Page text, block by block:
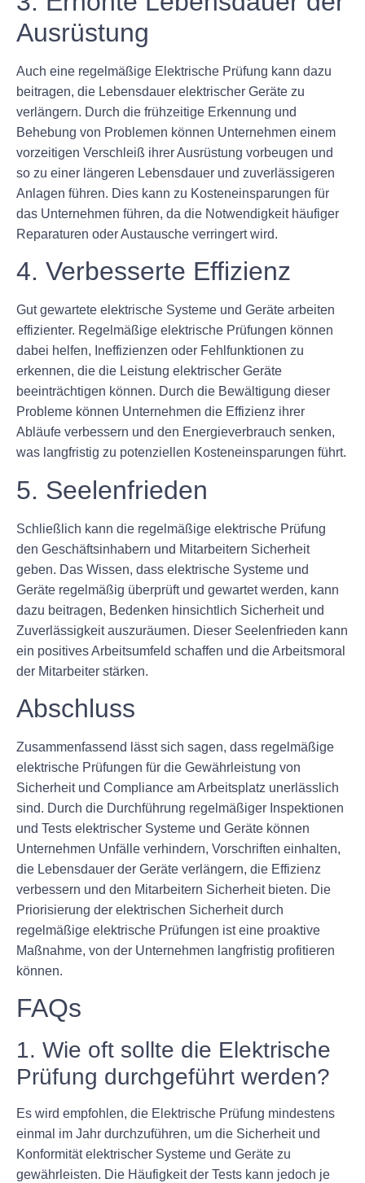
Ausrüstung
Auch eine regelmäßige Elektrische Prüfung kann dazu
beitragen, die Lebensdauer elektrischer Geräte zu
verlängern. Durch die frühzeitige Erkennung und
Behebung von Problemen können Unternehmen einem
vorzeitigen Verschleiß ihrer Ausrüstung vorbeugen und
so zu einer längeren Lebensdauer und zuverlässigeren
Anlagen führen. Dies kann zu Kosteneinsparungen für
das Unternehmen führen, da die Notwendigkeit häufiger
Reparaturen oder Austausche verringert wird.
4. Verbesserte Effizienz
Gut gewartete elektrische Systeme und Geräte arbeiten
effizienter. Regelmäßige elektrische Prüfungen können
dabei helfen, Ineffizienzen oder Fehlfunktionen zu
erkennen, die die Leistung elektrischer Geräte
beeinträchtigen können. Durch die Bewältigung dieser
Probleme können Unternehmen die Effizienz ihrer
Abläufe verbessern und den Energieverbrauch senken,
was langfristig zu potenziellen Kosteneinsparungen führt.
5. Seelenfrieden
Schließlich kann die regelmäßige elektrische Prüfung
den Geschäftsinhabern und Mitarbeitern Sicherheit
geben. Das Wissen, dass elektrische Systeme und
Geräte regelmäßig überprüft und gewartet werden, kann
dazu beitragen, Bedenken hinsichtlich Sicherheit und
Zuverlässigkeit auszuräumen. Dieser Seelenfrieden kann
ein positives Arbeitsumfeld schaffen und die Arbeitsmoral
der Mitarbeiter stärken.
Abschluss
Zusammenfassend lässt sich sagen, dass regelmäßige
elektrische Prüfungen für die Gewährleistung von
Sicherheit und Compliance am Arbeitsplatz unerlässlich
sind. Durch die Durchführung regelmäßiger Inspektionen
und Tests elektrischer Systeme und Geräte können
Unternehmen Unfälle verhindern, Vorschriften einhalten,
die Lebensdauer der Geräte verlängern, die Effizienz
verbessern und den Mitarbeitern Sicherheit bieten. Die
Priorisierung der elektrischen Sicherheit durch
regelmäßige elektrische Prüfungen ist eine proaktive
Maßnahme, von der Unternehmen langfristig profitieren
können.
FAQs
1. Wie oft sollte die Elektrische
Prüfung durchgeführt werden?
Es wird empfohlen, die Elektrische Prüfung mindestens
einmal im Jahr durchzuführen, um die Sicherheit und
Konformität elektrischer Systeme und Geräte zu
gewährleisten. Die Häufigkeit der Tests kann jedoch je